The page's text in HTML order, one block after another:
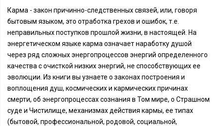
Карма - закон причинно-следственных связей, или, говоря
бытовым языком, это отработка грехов и ошибок, т.е.
неправильных поступков прошлой жизни, в настоящей. На
энергетическом языке карма означает наработку душой
через ряд сложных энергопроцессов энергий определенного
качества с очисткой низких энергий, не способствующих ее
эволюции. Из книги вы узнаете о законах построения и
воплощения душ, космических и кармических причинах
смерти, об энергопроцессах сознания в Том мире, о Страшном
суде и Чистилище, механизмах действия кармы, ее типах
(бытовой, профессиональной, родовой, социальной,